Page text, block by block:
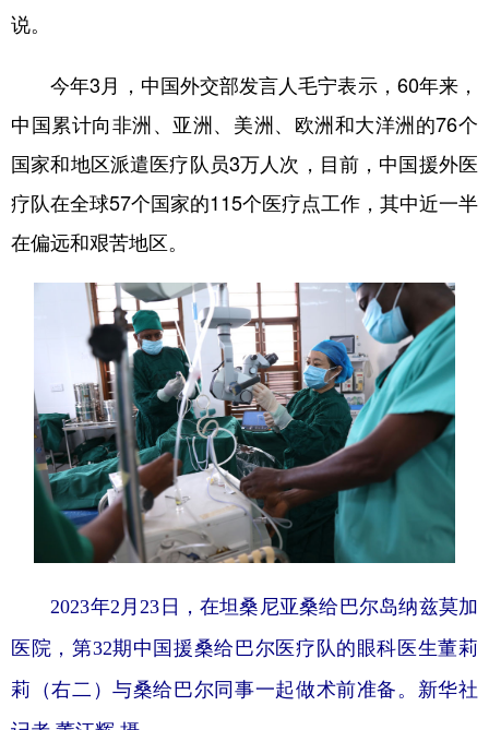
说。
今年3月，中国外交部发言人毛宁表示，60年来，
中国累计向非洲、亚洲、美洲、欧洲和大洋洲的76个
国家和地区派遣医疗队员3万人次，目前，中国援外医
疗队在全球57个国家的115个医疗点工作，其中近一半
在偏远和艰苦地区。
2023年2月23日，在坦桑尼亚桑给巴尔岛纳兹莫加
医院，第32期中国援桑给巴尔医疗队的眼科医生董莉
莉（右二）与桑给巴尔同事一起做术前准备。 新华社